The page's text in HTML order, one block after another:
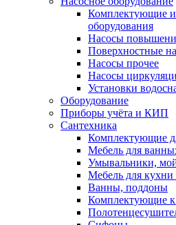
Комплектующие и
оборудования
Насосы
Поверхностные
Насосы прочее
Насосы
Установки
Оборудование
Приборы учёта и КИП
Сантехника
Комплектующие
Мебель для
Умывальники,
Мебель для кухни
Ванны, поддоны
Комплектующие к